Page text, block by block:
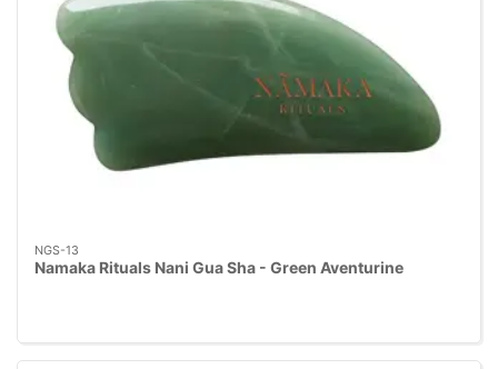
NGS-13
Namaka Rituals Nani Gua Sha - Green Aventurine